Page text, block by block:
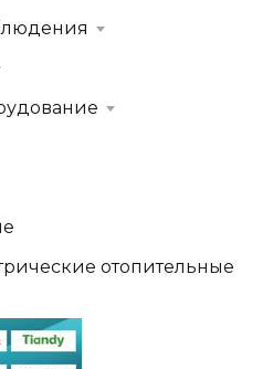
отопительные